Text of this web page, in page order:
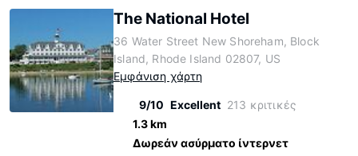
The National Hotel
36 Water Street New Shoreham, Block
Island, Rhode Island 02807, US
Εμφάνιση χάρτη
9/10 Excellent 213 κριτικές
1.3 km
Δωρεάν ασύρματο ίντερνετ